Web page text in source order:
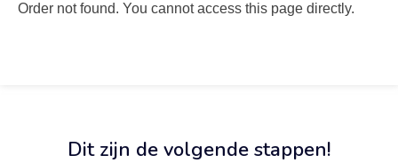
Order not found. You cannot access this page directly.
Dit zijn de volgende stappen!